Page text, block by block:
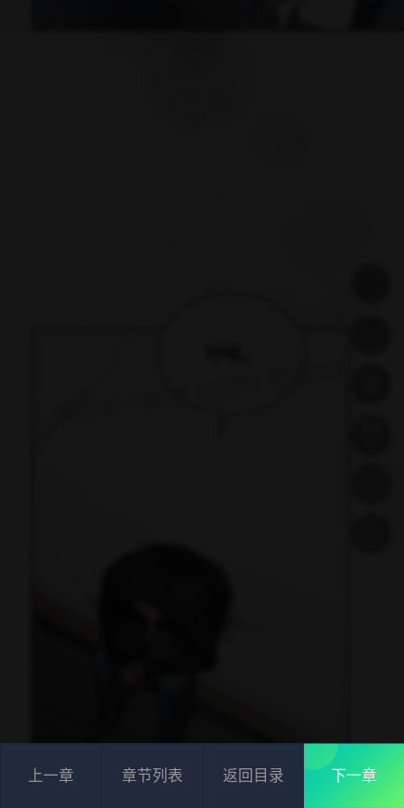
上一章 章节列表 返回目录 下一章